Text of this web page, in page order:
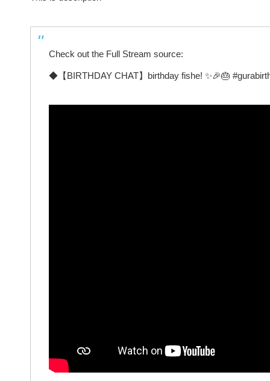
Check out the Full Stream source:
◆【BIRTHDAY CHAT】birthday fishe! ✨🎉🎂